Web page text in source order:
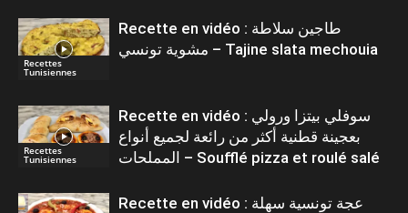
Recettes
Tunisiennes
Recette en vidéo : طاجين سلاطة
مشوية تونسي – Tajine slata mechouia
Recettes
Tunisiennes
Recette en vidéo : سوفلي بيتزا ورولي
بعجينة قطنية أكثر من رائعة لجميع أنواع
المملحات – Soufflé pizza et roulé salé
Recette en vidéo : عجة تونسية سهلة